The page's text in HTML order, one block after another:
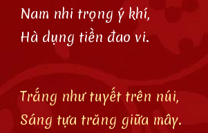
Nam nhi trọng ý khí,
Hà dụng tiền đao vi.
Trắng như tuyết trên núi,
Sáng tựa trăng giữa mây.